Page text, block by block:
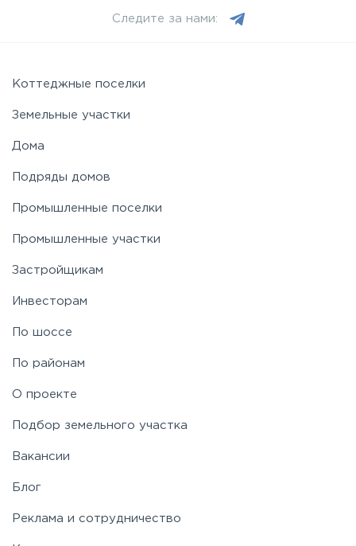
Следите за нами:
Коттеджные поселки
Земельные участки
Дома
Подряды домов
Промышленные поселки
Промышленные участки
Застройщикам
Инвесторам
По шоссе
По районам
О проекте
Подбор земельного участка
Вакансии
Блог
Реклама и сотрудничество